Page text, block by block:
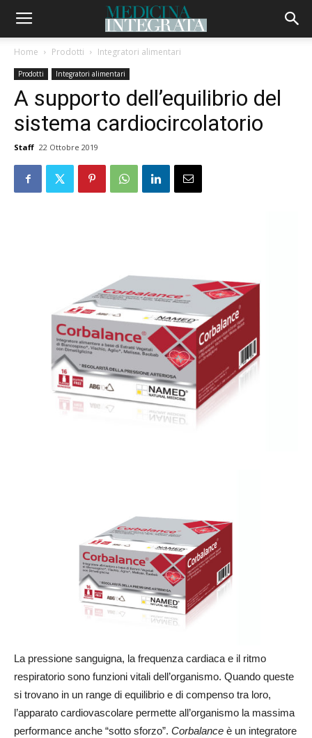
Home Prodotti Integratori alimentari
Prodotti Integratori alimentari
A supporto dell’equilibrio del
sistema cardiocircolatorio
Staff 22 Ottobre 2019
La pressione sanguigna, la frequenza cardiaca e il ritmo
respiratorio sono funzioni vitali dell’organismo. Quando queste
si trovano in un range di equilibrio e di compenso tra loro,
l’apparato cardiovascolare permette all’organismo la massima
performance anche “sotto sforzo”. Corbalance è un integratore